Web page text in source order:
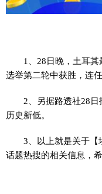
1、28日晚，土耳
选举第二轮中获胜，连任
2、另据路透社28
历史新低。
3、以上就是关于【
话题热搜的相关信息，